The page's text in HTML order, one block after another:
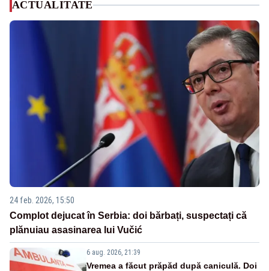
ACTUALITATE
24 feb. 2026, 15:50
Complot dejucat în Serbia: doi bărbați, suspectați că
plănuiau asasinarea lui Vučić
6 aug. 2026, 21:39
Vremea a făcut prăpăd după caniculă. Doi